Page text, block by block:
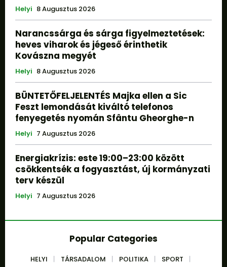
Helyi 8 Augusztus 2026
Narancssárga és sárga figyelmeztetések:
heves viharok és jégeső érinthetik
Kovászna megyét
Helyi 8 Augusztus 2026
BÜNTETŐFELJELENTÉS Majka ellen a Sic
Feszt lemondását kiváltó telefonos
fenyegetés nyomán Sfântu Gheorghe-n
Helyi 7 Augusztus 2026
Energiakrízis: este 19:00–23:00 között
csökkentsék a fogyasztást, új kormányzati
terv készül
Helyi 7 Augusztus 2026
Popular Categories
HELYI TÁRSADALOM POLITIKA
SPORT